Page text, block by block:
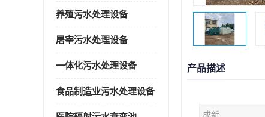
养殖污水处理设备
屠宰污水处理设备
一体化污水处理设备
食品制造业污水处理设备
产品描述
成新